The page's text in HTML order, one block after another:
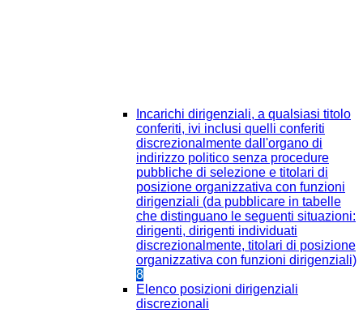
Incarichi dirigenziali, a qualsiasi titolo
conferiti, ivi inclusi quelli conferiti
discrezionalmente dall'organo di
indirizzo politico senza procedure
pubbliche di selezione e titolari di
posizione organizzativa con funzioni
dirigenziali (da pubblicare in tabelle
che distinguano le seguenti situazioni:
dirigenti, dirigenti individuati
discrezionalmente, titolari di posizione
organizzativa con funzioni dirigenziali)
8
Elenco posizioni dirigenziali
discrezionali